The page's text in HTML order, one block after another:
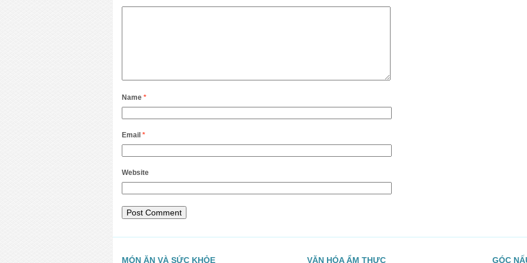
Name *
Email *
Website
MÓN ĂN VÀ SỨC KHỎE VĂN HÓA ẨM THỰC GÓC